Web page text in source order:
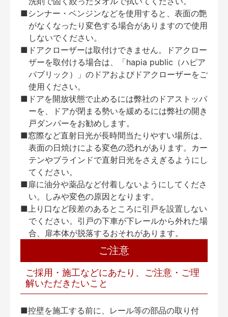
■シンナー・ベンジンなどを使用すると、表面の艶
がなくなったり変色する場合がありますので使用
しないでください。
■ドアクローザーは取付けできません。ドアクロー
ザーを取付ける場合は、「hapia public（ハピア
パブリック）」のドアおよびドアクローザーをご
使用ください。
■ドアを開放状態で止めるには弊社のドアストッパ
ーを、ドアが閉まる勢いを緩めるには弊社の開き
戸ダンパーをお勧めします。
■窓際など直射日光が長時間当たりやすい場所は、
表面の日焼けによる変色の恐れがあります。カー
テンやブラインドで直射日光をさえぎるようにし
てください。
■扉に油分や薬品など付着しないようにしてくださ
い。しみや変色の原因となります。
■上り口など段差のあるところに引戸を設置しない
でください。引戸の下車が下レールから外れた場
合、扉本体が脱落するおそれがあります。
ご注意
ご採用・施工などにあたり、ご注意・ご理
解いただきたいこと
■控壁を施工する前に、レール等の部品の取り付